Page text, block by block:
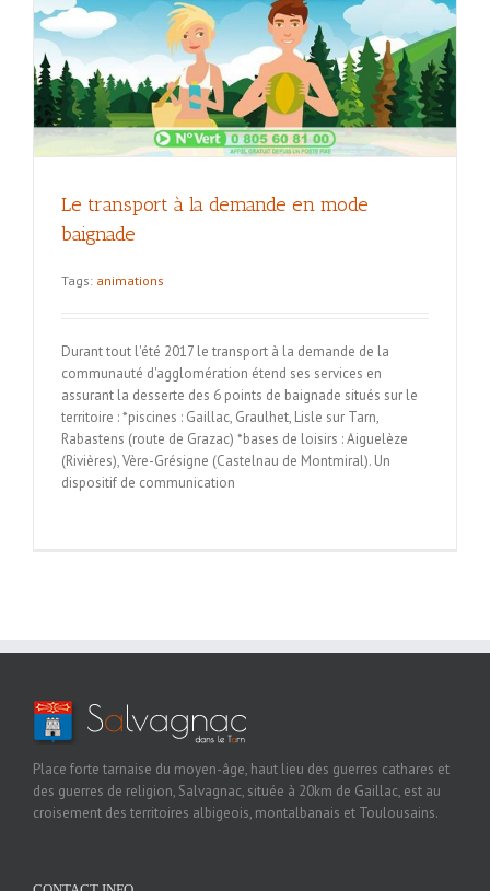
Le transport à la demande en mode
baignade
Tags: animations
Durant tout l'été 2017 le transport à la demande de la
communauté d'agglomération étend ses services en
assurant la desserte des 6 points de baignade situés sur le
territoire : *piscines : Gaillac, Graulhet, Lisle sur Tarn,
Rabastens (route de Grazac) *bases de loisirs : Aiguelèze
(Rivières), Vère-Grésigne (Castelnau de Montmiral). Un
dispositif de communication
Place forte tarnaise du moyen-âge, haut lieu des guerres cathares et
des guerres de religion, Salvagnac, située à 20km de Gaillac, est au
croisement des territoires albigeois, montalbanais et Toulousains.